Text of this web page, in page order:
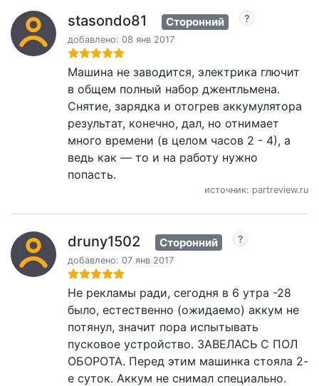
stasondo81 Сторонний
добавлено: 08 янв 2017
Машина не заводится, электрика глючит
в общем полный набор джентльмена.
Снятие, зарядка и отогрев аккумулятора
результат, конечно, дал, но отнимает
много времени (в целом часов 2 - 4), а
ведь как — то и на работу нужно
попасть.
источник: partreview.ru
druny1502 Сторонний
добавлено: 07 янв 2017
Не рекламы ради, сегодня в 6 утра -28
было, естественно (ожидаемо) аккум не
потянул, значит пора испытывать
пусковое устройство. ЗАВЕЛАСЬ С ПОЛ
ОБОРОТА. Перед этим машинка стояла 2-
е суток. Аккум не снимал специально.